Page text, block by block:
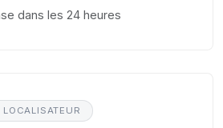
dans les 24 heures
LOCALISATEUR